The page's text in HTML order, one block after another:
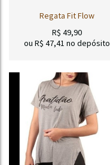
Regata Fit Flow
R$ 49,90
ou R$ 47,41 no depósito